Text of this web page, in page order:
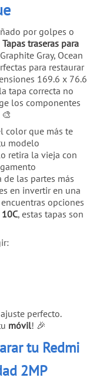
por golpes o
Tapas traseras para
Gray, Ocean
para restaurar
169.6 x 76.6
tapa correcta no
los componentes
color que más te
modelo
retira la vieja con
de las partes más
en invertir en una
opciones
, estas tapas son
perfecto.
móvil! 🎉
tu Redmi
2MP